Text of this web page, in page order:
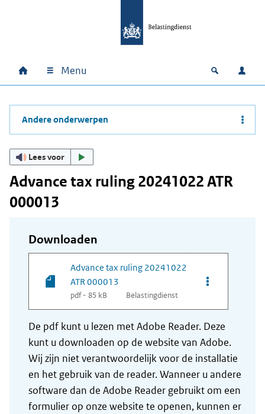
Hoofdnavigatie
Home Menu Open
Andere onderwerpen
Lees voor
Advance tax ruling 20241022 ATR
000013
Downloaden
Advance tax ruling 20241022
ATR 000013
pdf - 85 kB Belastingdienst
Opties van
De pdf kunt u lezen met Adobe Reader. Deze
kunt u downloaden op de website van Adobe.
Wij zijn niet verantwoordelijk voor de installatie
en het gebruik van de reader. Wanneer u andere
software dan de Adobe Reader gebruikt om een
formulier op onze website te openen, kunnen er